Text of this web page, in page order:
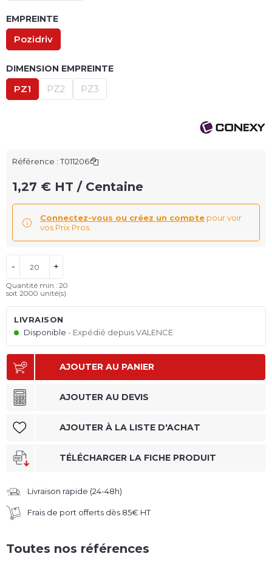
EMPREINTE
Pozidriv
DIMENSION EMPREINTE
PZ1 PZ2 PZ3
Référence :T011206
1,27 € HT / Centaine
Connectez-vous ou créez un compte pour voir
vos Prix Pros.
- +
Quantité min : 20
soit 2000 unité(s)
LIVRAISON
Disponible
Expédié depuis VALENCE
AJOUTER AU PANIER
AJOUTER AU DEVIS
AJOUTER À LA LISTE D'ACHAT
TÉLÉCHARGER LA FICHE PRODUIT
Livraison rapide (24-48h)
Frais de port offerts dès 85€ HT
Toutes nos références